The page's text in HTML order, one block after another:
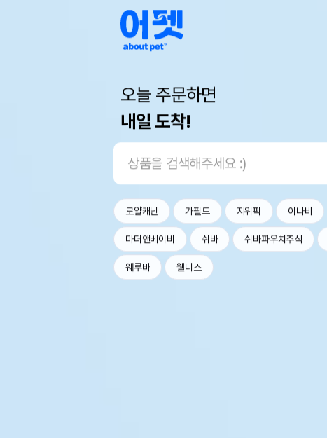
오늘 주문하면
내일 도착!
로얄캐닌 가필드 지위픽 이나바
마더앤베이비 쉬바 쉬바파우치주식
웨루바 웰니스